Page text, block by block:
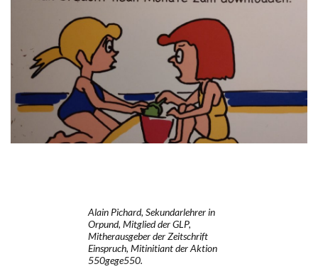
Alain Pichard, Sekundarlehrer in
Orpund, Mitglied der GLP,
Mitherausgeber der Zeitschrift
Einspruch, Mitinitiant der Aktion
550gege550.